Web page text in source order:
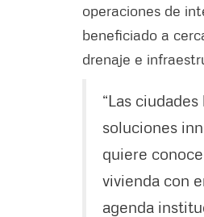
operaciones de
beneficiado a
drenaje e
“Las
soluciones
quiere
vivienda con
agenda